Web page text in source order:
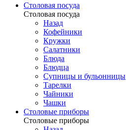
Столовая посуда
Столовая посуда
Назад
Кофейники
Кружки
Салатники
Блюда
Блюдца
Супницы и бульонницы
Тарелки
Чайники
Чашки
Cтоловые приборы
Cтоловые приборы